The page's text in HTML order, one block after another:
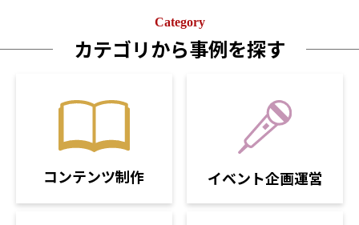
Category
カテゴリから事例を探す
コンテンツ制作 イベント企画運営